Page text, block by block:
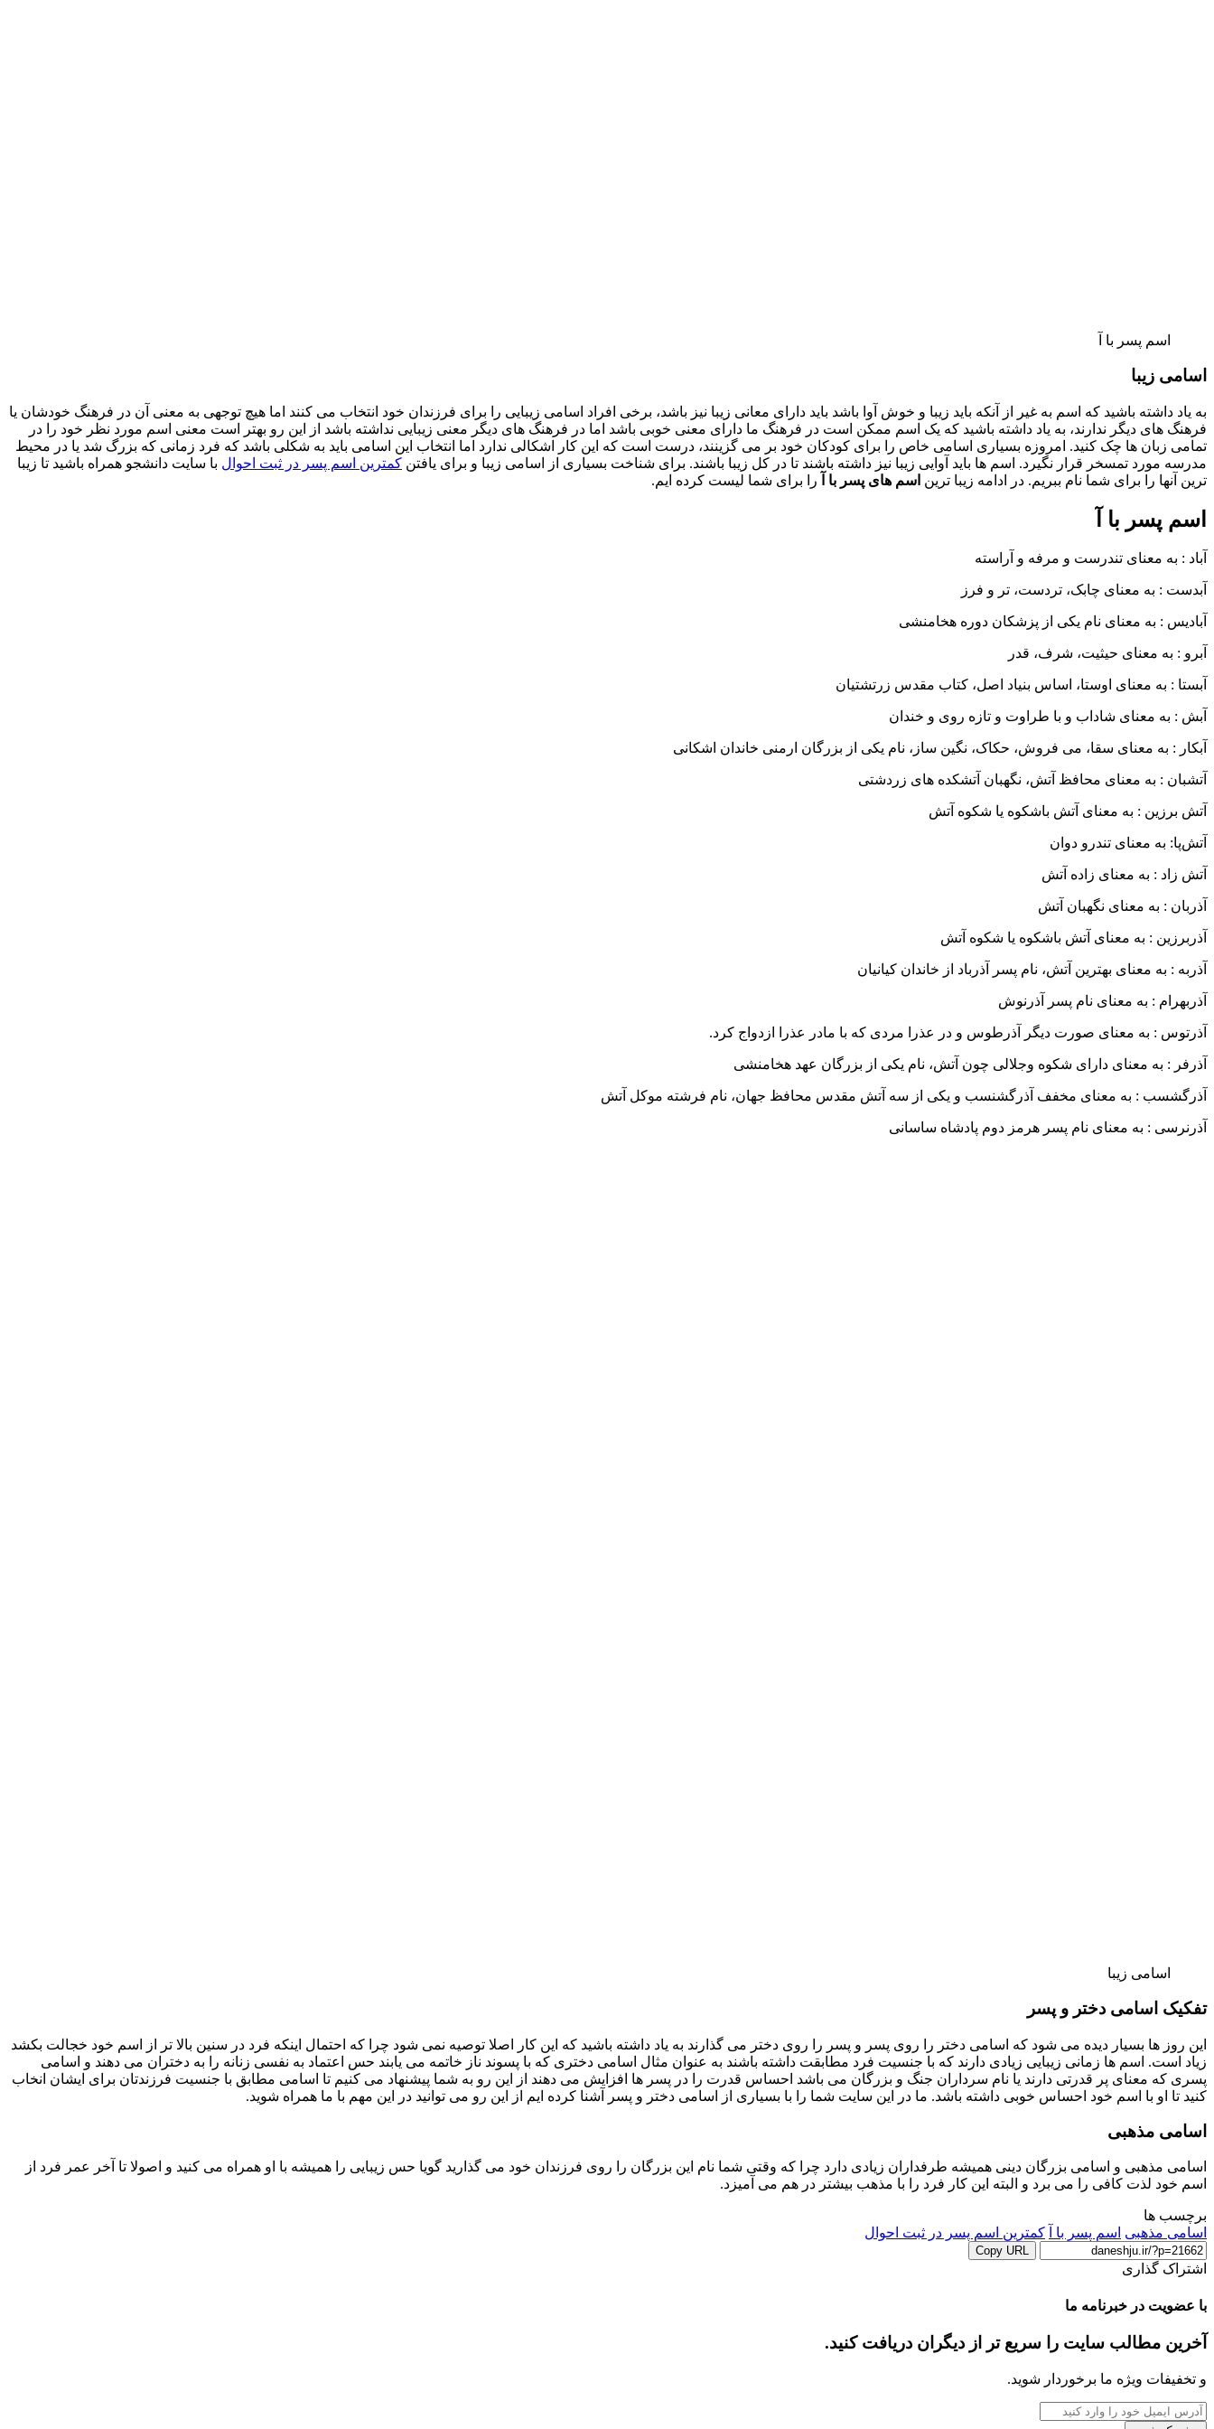
اسم پسر با آ
اسامی زیبا
به یاد داشته باشید که اسم به غیر از آنکه باید زیبا و خوش آوا باشد باید دارای معانی زیبا نیز باشد، برخی افراد اسامی زیبایی را برای فرزندان خود انتخاب می کنند اما هیچ توجهی به معنی آن در فرهنگ خودشان یا
فرهنگ های دیگر ندارند، به یاد داشته باشید که یک اسم ممکن است در فرهنگ ما دارای معنی خوبی باشد اما در فرهنگ های دیگر معنی زیبایی نداشته باشد از این رو بهتر است معنی اسم مورد نظر خود را در
تمامی زبان ها چک کنید. امروزه بسیاری اسامی خاص را برای کودکان خود بر می گزینند، درست است که این کار اشکالی ندارد اما انتخاب این اسامی باید به شکلی باشد که فرد زمانی که بزرگ شد یا در محیط
مدرسه مورد تمسخر قرار نگیرد. اسم ها باید آوایی زیبا نیز داشته باشند تا در کل زیبا باشند. برای شناخت بسیاری از اسامی زیبا و برای یافتن کمترین اسم پسر در ثبت احوال با سایت دانشجو همراه باشید تا زیبا
ترین آنها را برای شما نام ببریم. در ادامه زیبا ترین اسم های پسر با آ را برای شما لیست کرده ایم.
اسم پسر با آ
آباد : به معنای تندرست و مرفه و آراسته
آبدست : به معنای چابک، تردست، تر و فرز
آبادیس : به معنای نام یکی از پزشکان دوره هخامنشی
آبرو : به معنای حیثیت، شرف، قدر
آبستا : به معنای اوستا، اساس بنیاد اصل، کتاب مقدس زرتشتیان
آبش : به معنای شاداب و با طراوت و تازه روی و خندان
آبکار : به معنای سقا، می فروش، حکاک، نگین ساز، نام یکی از بزرگان ارمنی خاندان اشکانی
آتشبان : به معنای محافظ آتش، نگهبان آتشکده های زردشتی
آتش برزین : به معنای آتش باشکوه یا شکوه آتش
آتش‌پا: به معنای تندرو دوان
آتش زاد : به معنای زاده آتش
آذربان : به معنای نگهبان آتش
آذربرزین : به معنای آتش باشکوه یا شکوه آتش
آذربه : به معنای بهترین آتش، نام پسر آذرباد از خاندان کیانیان
آذربهرام : به معنای نام پسر آذرنوش
آذرتوس : به معنای صورت دیگر آذرطوس و در عذرا مردی که با مادر عذرا ازدواج کرد.
آذرفر : به معنای دارای شکوه وجلالی چون آتش، نام یکی از بزرگان عهد هخامنشی
آذرگشسب : به معنای مخفف آذرگشنسب و یکی از سه آتش مقدس محافظ جهان، نام فرشته موکل آتش
آذرنرسی : به معنای نام پسر هرمز دوم پادشاه ساسانی
اسامی زیبا
تفکیک اسامی دختر و پسر
این روز ها بسیار دیده می شود که اسامی دختر را روی پسر و پسر را روی دختر می گذارند به یاد داشته باشید که این کار اصلا توصیه نمی شود چرا که احتمال اینکه فرد در سنین بالا تر از اسم خود خجالت بکشد
زیاد است. اسم ها زمانی زیبایی زیادی دارند که با جنسیت فرد مطابقت داشته باشند به عنوان مثال اسامی دختری که با پسوند ناز خاتمه می یابند حس اعتماد به نفسی زنانه را به دختران می دهند و اسامی
پسری که معنای پر قدرتی دارند یا نام سرداران جنگ و بزرگان می باشد احساس قدرت را در پسر ها افزایش می دهند از این رو به شما پیشنهاد می کنیم تا اسامی مطابق با جنسیت فرزندتان برای ایشان انخاب
کنید تا او با اسم خود احساس خوبی داشته باشد. ما در این سایت شما را با بسیاری از اسامی دختر و پسر آشنا کرده ایم از این رو می توانید در این مهم با ما همراه شوید.
اسامی مذهبی
اسامی مذهبی و اسامی بزرگان دینی همیشه طرفداران زیادی دارد چرا که وقتی شما نام این بزرگان را روی فرزندان خود می گذارید گویا حس زیبایی را همیشه با او همراه می کنید و اصولا تا آخر عمر فرد از
اسم خود لذت کافی را می برد و البته این کار فرد را با مذهب بیشتر در هم می آمیزد.
برچسب ها
اسامی مذهبی اسم پسر با آ کمترین اسم پسر در ثبت احوال
Copy URL
اشتراک گذاری
بوک
با
با عضویت در خبرنامه ما
آخرین مطالب سایت را سریع تر از دیگران دریافت کنید.
و تخفیفات ویژه ما برخوردار شوید.
آدرس